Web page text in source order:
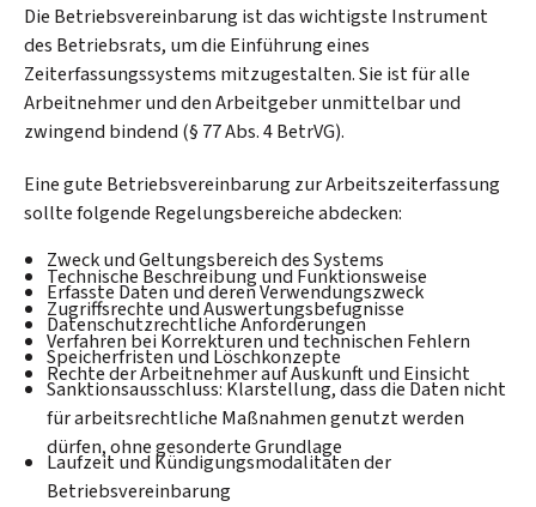
Die Betriebsvereinbarung ist das wichtigste Instrument
des Betriebsrats, um die Einführung eines
Zeiterfassungssystems mitzugestalten. Sie ist für alle
Arbeitnehmer und den Arbeitgeber unmittelbar und
zwingend bindend (§ 77 Abs. 4 BetrVG).
Eine gute Betriebsvereinbarung zur Arbeitszeiterfassung
sollte folgende Regelungsbereiche abdecken:
Zweck und Geltungsbereich des Systems
Technische Beschreibung und Funktionsweise
Erfasste Daten und deren Verwendungszweck
Zugriffsrechte und Auswertungsbefugnisse
Datenschutzrechtliche Anforderungen
Verfahren bei Korrekturen und technischen Fehlern
Speicherfristen und Löschkonzepte
Rechte der Arbeitnehmer auf Auskunft und Einsicht
Sanktionsausschluss: Klarstellung, dass die Daten nicht
für arbeitsrechtliche Maßnahmen genutzt werden
dürfen, ohne gesonderte Grundlage
Laufzeit und Kündigungsmodalitäten der
Betriebsvereinbarung